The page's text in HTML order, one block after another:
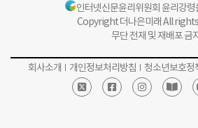
인터넷신문윤리위원회 윤리강령
Copyright 더나은미래 All
무단 전재 및 재배포 금
회사소개 개인정보처리방침 청소년보호정